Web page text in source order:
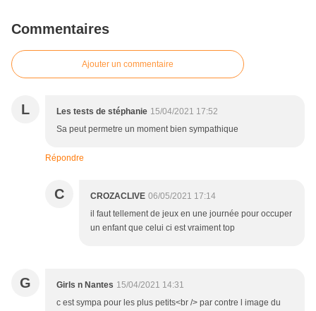
Commentaires
Ajouter un commentaire
L Les tests de stéphanie 15/04/2021 17:52
Sa peut permetre un moment bien sympathique
Répondre
C CROZACLIVE 06/05/2021 17:14
il faut tellement de jeux en une journée pour occuper
un enfant que celui ci est vraiment top
G Girls n Nantes 15/04/2021 14:31
c est sympa pour les plus petits<br /> par contre l image du